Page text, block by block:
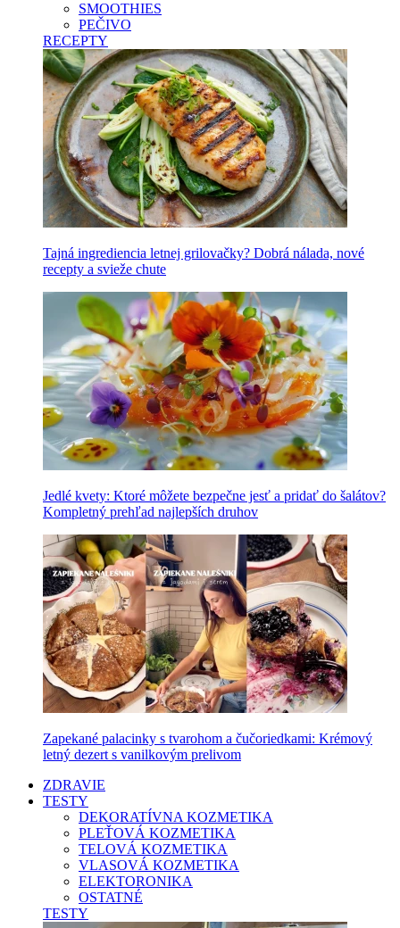
SMOOTHIES
PEČIVO
RECEPTY
Tajná ingrediencia letnej grilovačky? Dobrá nálada, nové
recepty a svieže chute
Jedlé kvety: Ktoré môžete bezpečne jesť a pridať do šalátov?
Kompletný prehľad najlepších druhov
Zapekané palacinky s tvarohom a čučoriedkami: Krémový
letný dezert s vanilkovým prelivom
ZDRAVIE
TESTY
DEKORATÍVNA KOZMETIKA
PLEŤOVÁ KOZMETIKA
TELOVÁ KOZMETIKA
VLASOVÁ KOZMETIKA
ELEKTORONIKA
OSTATNÉ
TESTY